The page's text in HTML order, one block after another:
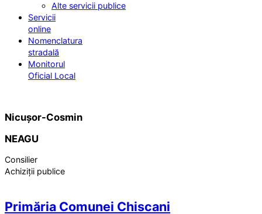
Alte servicii publice
Servicii
online
Nomenclatura
stradală
Monitorul
Oficial Local
Nicușor-Cosmin
NEAGU
Consilier
Achiziții publice
Primăria Comunei Chiscani